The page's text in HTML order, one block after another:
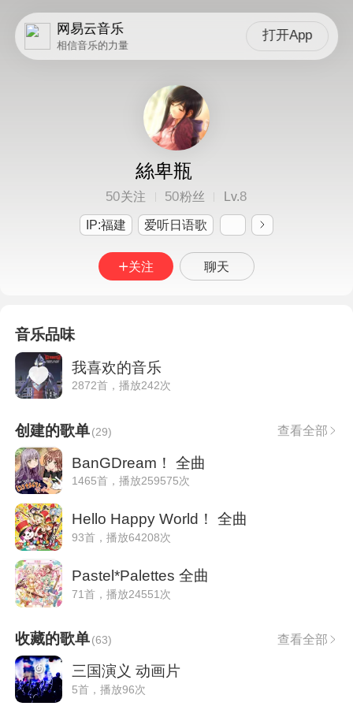
网易云音乐
相信音乐的力量
打开App
絲卑瓶
50关注 50粉丝 Lv.8
IP:福建 爱听日语歌
关注 聊天
音乐品味
我喜欢的音乐
2872首，播放242次
创建的歌单(29) 查看全部
BanGDream！ 全曲
1465首，播放259575次
Hello Happy World！ 全曲
93首，播放64208次
Pastel*Palettes 全曲
71首，播放24551次
收藏的歌单(63) 查看全部
三国演义 动画片
5首，播放96次